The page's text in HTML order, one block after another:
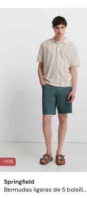
-70%
Springfield
Bermudas ligeras de 5 bolsillos lavado regular fit